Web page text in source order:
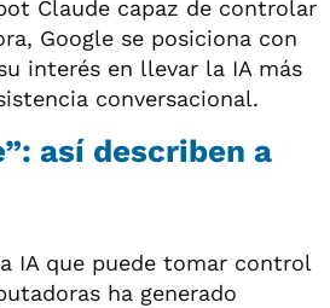
Claude capaz de controlar
Google se posiciona con
interés en llevar la IA más
conversacional.
así describen a
IA que puede tomar control
ha generado